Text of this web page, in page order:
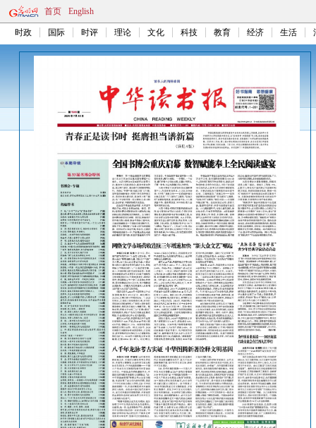
首页 English
时政 国际 时评 理论 文化 科技 教育 经济 生活